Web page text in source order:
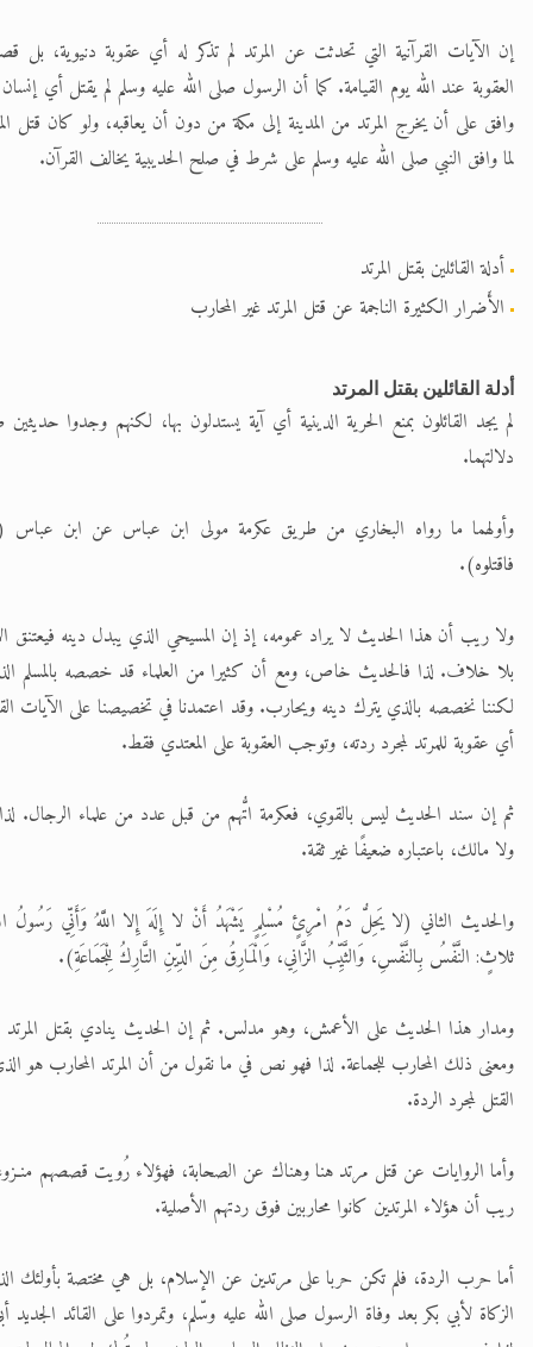
إن الآيات القرآنية التي تحدثت عن المرتد لم تذكر له أي عقوبة دنيوية،
العقوبة عند الله يوم القيامة. كما أن الرسول صلى الله عليه وسلم لم يقتل أي
وافق على أن يخرج المرتد من المدينة إلى مكة من دون أن يعاقبه، ولو كان قتل
لما وافق النبي صلى الله عليه وسلم على شرط في صلح الحديبية يخالف القرآن.
أدلة القائلين بقتل المرتد
الأَضرار الكثيرة الناجمة عن قتل المرتد غير المحارب
أدلة القائلين بقتل المرتد
لم يجد القائلون بمنع الحرية الدينية أي آية يستدلون بها، لكنهم وجدوا
دلالتهما.
وأولهما ما رواه البخاري من طريق عكرمة مولى ابن عباس عن ابن
فاقتلوه).
ولا ريب أن هذا الحديث لا يراد عمومه، إذ إن المسيحي الذي يبدل دينه فيعتنق
بلا خلاف. لذا فالحديث خاص، ومع أن كثيرا من العلماء قد خصصه بالمسلم
لكننا نخصصه بالذي يترك دينه ويحارب. وقد اعتمدنا في تخصيصنا على الآيات
أي عقوبة للمرتد لمجرد ردته، وتوجب العقوبة على المعتدي فقط.
ثم إن سند الحديث ليس بالقوي، فعكرمة اتُّهم من قبل عدد من علماء الرجال. لذا
ولا مالك، باعتباره ضعيفًا غير ثقة.
والحديث الثاني (لا يَحِلُّ دَمُ امْرِئٍ مُسْلِمٍ يَشْهَدُ أَنْ لا إِلَهَ إِلا اللَّهُ وَأَنِّي رَسُولُ
ثلاثٍ: النَّفْسُ بِالنَّفْسِ، وَالثَّيِّبُ الزَّانِي، وَالْمَارِقُ مِنَ الدِّينِ التَّارِكُ لِلْجَمَاعَةِ).
ومدار هذا الحديث على الأعمش، وهو مدلس. ثم إن الحديث ينادي بقتل المرتد
ومعنى ذلك المحارب للجماعة. لذا فهو نص في ما نقول من أن المرتد المحارب هو
القتل لمجرد الردة.
وأما الروايات عن قتل مرتد هنا وهناك عن الصحابة، فهؤلاء رُويت قصصهم
ريب أن هؤلاء المرتدين كانوا محاربين فوق ردتهم الأصلية.
أما حرب الردة، فلم تكن حربا على مرتدين عن الإسلام، بل هي مختصة بأولئك
الزكاة لأبي بكر بعد وفاة الرسول صلى الله عليه وسّلم، وتمردوا على القائد الجديد